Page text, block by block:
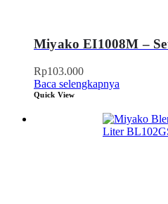
Miyako EI1008M –
Rp103.000
Baca selengkapnya
Quick View